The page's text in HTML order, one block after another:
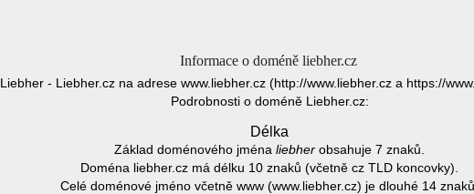
Informace o doméně liebher.cz
Liebher - Liebher.cz na adrese www.liebher.cz (http://www.liebher.cz a https://
Podrobnosti o doméně Liebher.cz:
Délka
Základ doménového jména liebher obsahuje 7 znaků.
Doména liebher.cz má délku 10 znaků (včetně cz TLD koncovky).
Celé doménové jméno včetně www (www.liebher.cz) je dlouhé 14 znaků.